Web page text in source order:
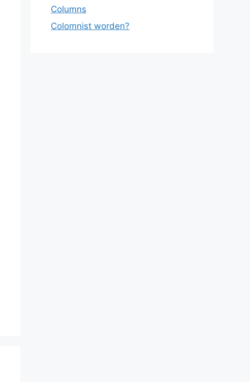
Columns
Colomnist worden?